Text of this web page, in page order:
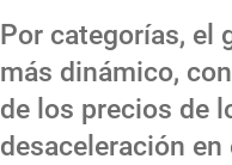
Por categorías, el
más dinámico,
de los precios de
desaceleración